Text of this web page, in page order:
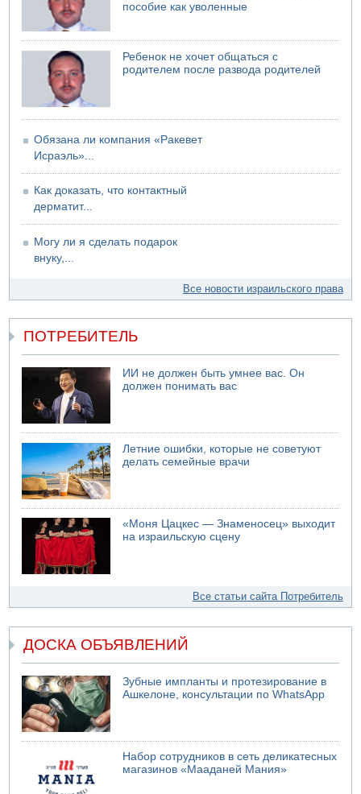
пособие как уволенные
Ребенок не хочет общаться с
родителем после развода родителей
Обязана ли компания «Ракевет
Исраэль»...
Как доказать, что контактный
дерматит...
Могу ли я сделать подарок
внуку,...
Все новости израильского права
ПОТРЕБИТЕЛЬ
ИИ не должен быть умнее вас. Он
должен понимать вас
Летние ошибки, которые не советуют
делать семейные врачи
«Моня Цацкес — Знаменосец» выходит
на израильскую сцену
Все статьи сайта Потребитель
ДОСКА ОБЪЯВЛЕНИЙ
Зубные импланты и протезирование в
Ашкелоне, консультации по WhatsApp
Набор сотрудников в сеть деликатесных
магазинов «Мааданей Мания»